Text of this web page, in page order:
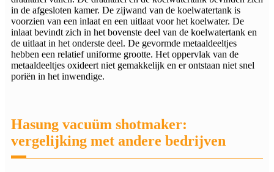
in de afgesloten kamer. De zijwand van de koelwatertank is
voorzien van een inlaat en een uitlaat voor het koelwater. De
inlaat bevindt zich in het bovenste deel van de koelwatertank en
de uitlaat in het onderste deel. De gevormde metaaldeeltjes
hebben een relatief uniforme grootte. Het oppervlak van de
metaaldeeltjes oxideert niet gemakkelijk en er ontstaan ​​niet snel
poriën in het inwendige.
Hasung vacuüm shotmaker:
vergelijking met andere bedrijven